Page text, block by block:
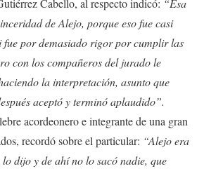
Cabello, al respecto indicó: “Esa
de Alejo, porque eso fue casi
fue por demasiado rigor por cumplir las
con los compañeros del jurado le
la interpretación, asunto que
aceptó y terminó aplaudido”.
acordeonero e integrante de una gran
recordó sobre el particular: “Alejo era
dijo y de ahí no lo sacó nadie, que